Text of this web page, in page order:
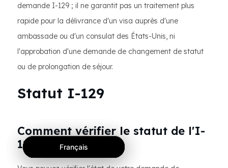
demande I-129 ; il ne garantit pas un traitement plus
rapide pour la délivrance d'un visa auprès d'une
ambassade ou d'un consulat des États-Unis, ni
l'approbation d'une demande de changement de statut
ou de prolongation de séjour.
Statut I-129
Comment vérifier le statut de l'I-
129 ?
Français
Français
Français